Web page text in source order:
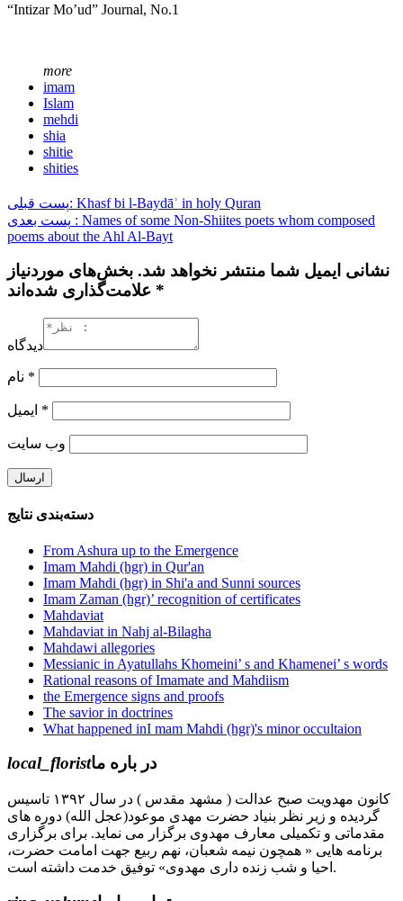
“Intizar Mo’ud” Journal, No.1
more
imam
Islam
mehdi
shia
shitie
shities
پست قبلی: Khasf bi l-Baydāʾ in holy Quran
پست بعدی : Names of some Non-Shiites poets whom composed
poems about the Ahl Al-Bayt
نشانی ایمیل شما منتشر نخواهد شد. بخش‌های موردنیاز
علامت‌گذاری شده‌اند *
دیدگاه
*
*
وب‌ سایت
دسته‌بندی نتایج
From Ashura up to the Emergence
Imam Mahdi (hgr) in Qur'an
Imam Mahdi (hgr) in Shi'a and Sunni sources
Imam Zaman (hgr)’ recognition of certificates
Mahdaviat
Mahdaviat in Nahj al-Bilagha
Mahdawi allegories
Messianic in Ayatullahs Khomeini’ s and Khamenei’ s words
Rational reasons of Imamate and Mahdiism
the Emergence signs and proofs
The savior in doctrines
What happened inI mam Mahdi (hgr)'s minor occultaion
local_floristدر باره ما
کانون مهدویت صبح عدالت ( مشهد مقدس ) در سال ۱۳۹۲ تاسیس
گردیده و زیر نظر بنیاد حضرت مهدی موعود(عجل الله) دوره های
مقدماتی و تکمیلی معارف مهدوی برگزار می نماید. برای برگزاری
برنامه هایی « همچون نیمه شعبان، نهم ربیع جهت امامت حضرت،
احیا و شب زنده داری مهدوی» توفیق خدمت داشته است.